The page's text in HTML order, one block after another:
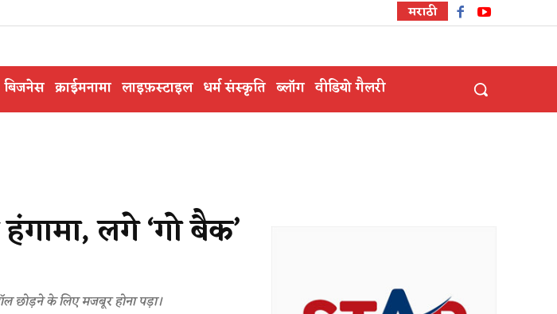
मराठी
बिजनेस क्राईमनामा लाइफ़स्टाइल धर्म संस्कृति ब्लॉग वीडियो गैलरी
लगे ‘गो बैक’
छोड़ने के लिए मजबूर होना पड़ा।